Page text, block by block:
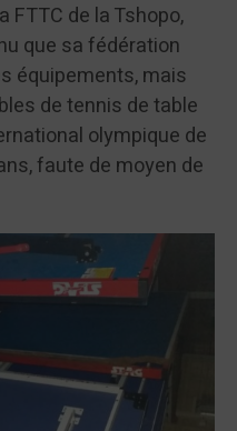
FTTC de la Tshopo,
que sa fédération
équipements, mais
de tennis de table
olympique de
faute de moyen de